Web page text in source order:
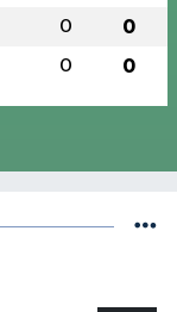
0 0
0 0